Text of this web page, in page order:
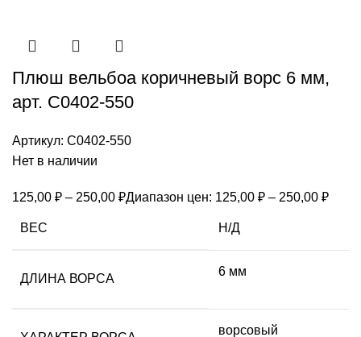
Плюш вельбоа коричневый ворс 6 мм,
арт. С0402-550
Артикул: С0402-550
Нет в наличии
125,00 ₽ – 250,00 ₽Диапазон цен: 125,00 ₽ – 250,00 ₽
ВЕС Н/Д
ДЛИНА ВОРСА
6 мм
ворсовый